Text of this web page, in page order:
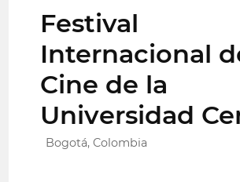
Festival
Internacional
Cine de la
Universidad
Bogotá, Colombia